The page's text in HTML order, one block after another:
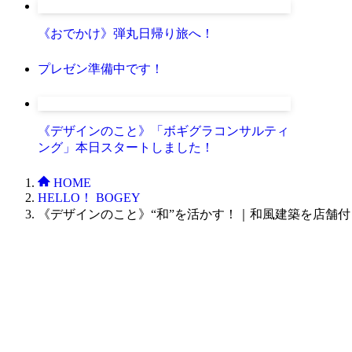
《おでかけ》弾丸日帰り旅へ！
プレゼン準備中です！
《デザインのこと》「ボギグラコンサルティ
ング」本日スタートしました！
HOME
HELLO！ BOGEY
《デザインのこと》“和”を活かす！｜和風建築を店舗